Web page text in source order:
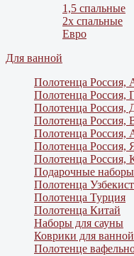
1,5 спальные
2х спальные
Евро
Для ванной
Полотенца Россия,
Полотенца Россия,
Полотенца Россия,
Полотенца
Полотенца Россия,
Полотенца Россия,
Полотенца Россия,
Подарочные наборы
Полотенца
Полотенца Турция
Полотенца Китай
Наборы для сауны
Коврики для ванной
Полотенце